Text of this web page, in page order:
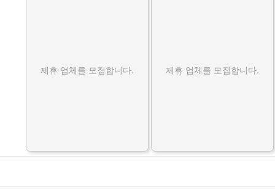
제휴 업체를 모집합니다. 제휴 업체를 모집합니다.